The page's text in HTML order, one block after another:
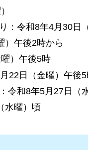
：令和8年4月30日
）午後2時から
）午後5時
22日（金曜）午後
令和8年5月27日（
水曜）頃